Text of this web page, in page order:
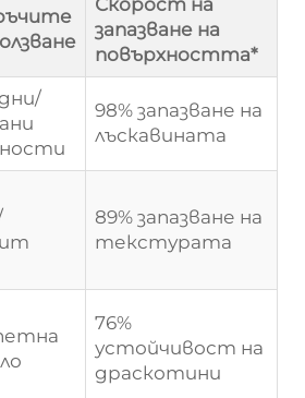
Скорост на
запазване на
повърхността*
98% запазване на
лъскавината
89% запазване на
текстурата
76%
устойчивост на
драскотини